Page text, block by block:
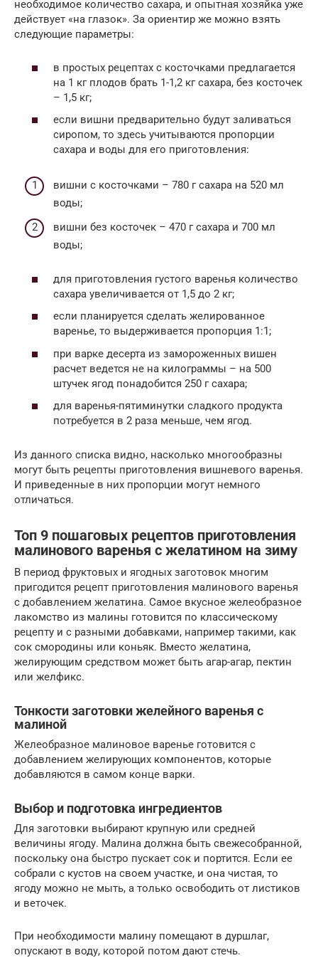
необходимое количество сахара, и опытная хозяйка уже
действует «на глазок». За ориентир же можно взять
следующие параметры:
в простых рецептах с косточками предлагается
на 1 кг плодов брать 1-1,2 кг сахара, без косточек
– 1,5 кг;
если вишни предварительно будут заливаться
сиропом, то здесь учитываются пропорции
сахара и воды для его приготовления:
вишни с косточками – 780 г сахара на 520 мл
воды;
вишни без косточек – 470 г сахара и 700 мл
воды;
для приготовления густого варенья количество
сахара увеличивается от 1,5 до 2 кг;
если планируется сделать желированное
варенье, то выдерживается пропорция 1:1;
при варке десерта из замороженных вишен
расчет ведется не на килограммы – на 500
штучек ягод понадобится 250 г сахара;
для варенья-пятиминутки сладкого продукта
потребуется в 2 раза меньше, чем ягод.
Из данного списка видно, насколько многообразны
могут быть рецепты приготовления вишневого варенья.
И приведенные в них пропорции могут немного
отличаться.
Топ 9 пошаговых рецептов приготовления
малинового варенья с желатином на зиму
В период фруктовых и ягодных заготовок многим
пригодится рецепт приготовления малинового варенья
с добавлением желатина. Самое вкусное желеобразное
лакомство из малины готовится по классическому
рецепту и с разными добавками, например такими, как
сок смородины или коньяк. Вместо желатина,
желирующим средством может быть агар-агар, пектин
или желфикс.
Тонкости заготовки желейного варенья с
малиной
Желеобразное малиновое варенье готовится с
добавлением желирующих компонентов, которые
добавляются в самом конце варки.
Выбор и подготовка ингредиентов
Для заготовки выбирают крупную или средней
величины ягоду. Малина должна быть свежесобранной,
поскольку она быстро пускает сок и портится. Если ее
собрали с кустов на своем участке, и она чистая, то
ягоду можно не мыть, а только освободить от листиков
и веточек.
При необходимости малину помещают в дуршлаг,
опускают в воду, которой потом дают стечь.